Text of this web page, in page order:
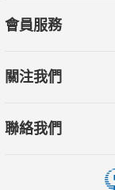
會員服務
關注我們
聯絡我們